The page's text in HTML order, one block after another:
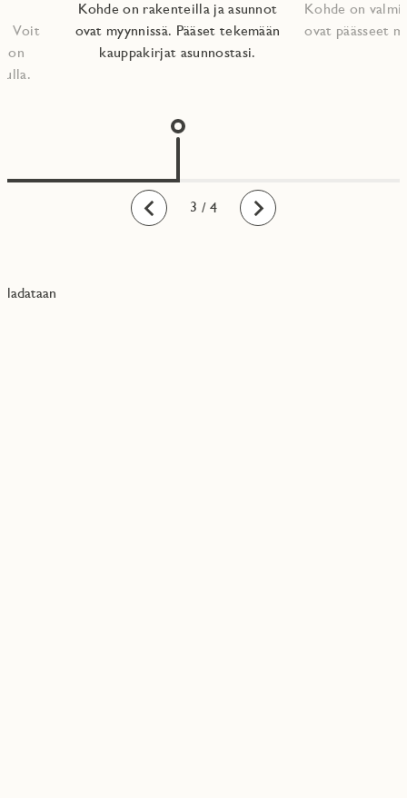
Taaksepäin
Voit
Kohde on rakenteilla ja asunnot
ovat myynnissä. Pääset tekemään
kauppakirjat asunnostasi.​
Kohde on
ovat päässeet
Eteenpäin
1
2
3
4 / 4
ladataan